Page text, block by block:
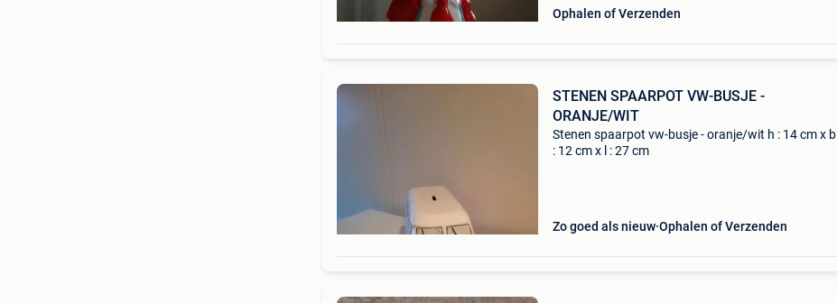
Ophalen of Verzenden
STENEN SPAARPOT VW-BUSJE -
ORANJE/WIT
Stenen spaarpot vw-busje - oranje/wit h : 14 cm x b
: 12 cm x l : 27 cm
Zo goed als nieuw Ophalen of Verzenden